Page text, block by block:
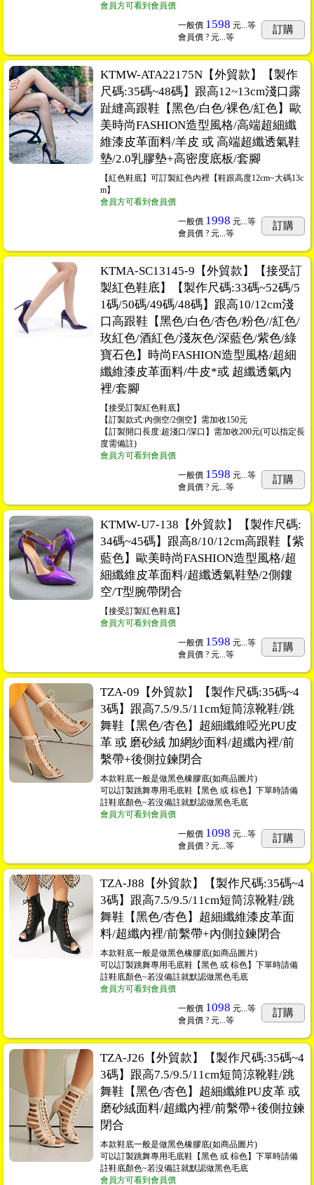
會員方可看到會員價
一般價 1598 元...等
會員價 ? 元...等
訂購
KTMW-ATA22175N【外貿款】【製作
尺碼:35碼~48碼】跟高12~13cm淺口露
趾縫高跟鞋【黑色/白色/裸色/紅色】歐
美時尚FASHION造型風格/高端超細纖
維漆皮革面料/羊皮 或 高端超纖透氣鞋
墊/2.0乳膠墊+高密度底板/套腳
【紅色鞋底】可訂製紅色內裡【鞋跟高度12cm~大碼13c
m】
會員方可看到會員價
一般價 1998 元...等
會員價 ? 元...等
訂購
KTMA-SC13145-9【外貿款】【接受訂
製紅色鞋底】【製作尺碼:33碼~52碼/5
1碼/50碼/49碼/48碼】跟高10/12cm淺
口高跟鞋【黑色/白色/杏色/粉色//紅色/
玫紅色/酒紅色/淺灰色/深藍色/紫色/綠
寶石色】時尚FASHION造型風格/超細
纖維漆皮革面料/牛皮*或 超纖透氣內
裡/套腳
【接受訂製紅色鞋底】
【訂製款式:內側空/2側空】需加收150元
【訂製開口長度:超淺口/深口】需加收200元(可以指定長
度需備註)
會員方可看到會員價
一般價 1598 元...等
會員價 ? 元...等
訂購
KTMW-U7-138【外貿款】【製作尺碼:
34碼~45碼】跟高8/10/12cm高跟鞋【紫
藍色】歐美時尚FASHION造型風格/超
細纖維皮革面料/超纖透氣鞋墊/2側鏤
空/T型腕帶閉合
【接受訂製紅色鞋底】
會員方可看到會員價
一般價 1598 元...等
會員價 ? 元...等
訂購
TZA-09【外貿款】【製作尺碼:35碼~4
3碼】跟高7.5/9.5/11cm短筒涼靴鞋/跳
舞鞋【黑色/杏色】超細纖維啞光PU皮
革 或 磨砂絨 加網紗面料/超纖內裡/前
繫帶+後側拉鍊閉合
本款鞋底一般是做黑色橡膠底(如商品圖片)
可以訂製跳舞專用毛底鞋【黑色 或 棕色】下單時請備
註鞋底顏色~若沒備註就默認做黑色毛底
會員方可看到會員價
一般價 1098 元...等
會員價 ? 元...等
訂購
TZA-J88【外貿款】【製作尺碼:35碼~4
3碼】跟高7.5/9.5/11cm短筒涼靴鞋/跳
舞鞋【黑色/杏色】超細纖維漆皮革面
料/超纖內裡/前繫帶+內側拉鍊閉合
本款鞋底一般是做黑色橡膠底(如商品圖片)
可以訂製跳舞專用毛底鞋【黑色 或 棕色】下單時請備
註鞋底顏色~若沒備註就默認做黑色毛底
會員方可看到會員價
一般價 1098 元...等
會員價 ? 元...等
訂購
TZA-J26【外貿款】【製作尺碼:35碼~4
3碼】跟高7.5/9.5/11cm短筒涼靴鞋/跳
舞鞋【黑色/杏色】超細纖維PU皮革 或
磨砂絨面料/超纖內裡/前繫帶+後側拉鍊
閉合
本款鞋底一般是做黑色橡膠底(如商品圖片)
可以訂製跳舞專用毛底鞋【黑色 或 棕色】下單時請備
註鞋底顏色~若沒備註就默認做黑色毛底
會員方可看到會員價